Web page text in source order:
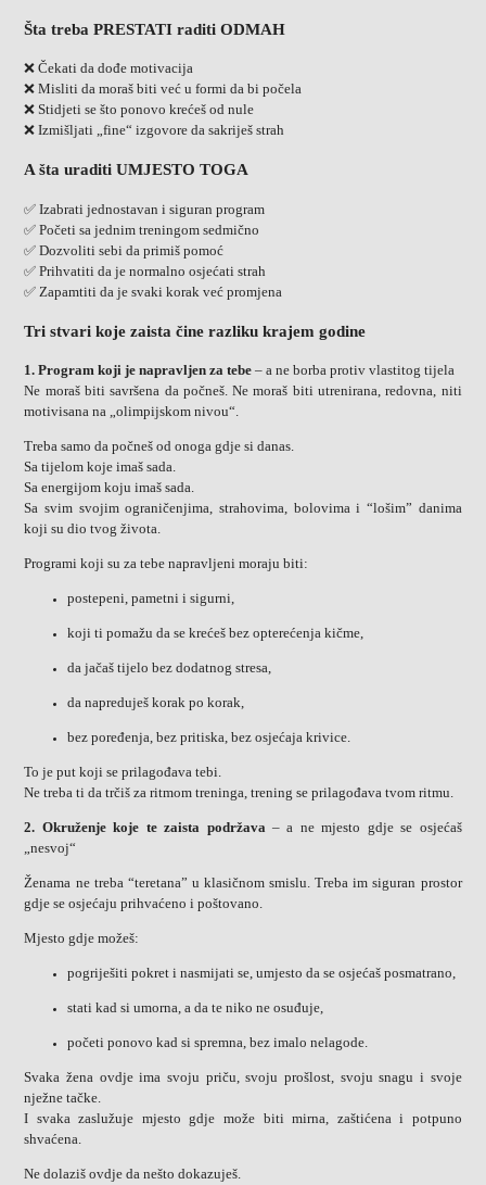
Šta treba PRESTATI raditi ODMAH
❌ Čekati da dođe motivacija
❌ Misliti da moraš biti već u formi da bi počela
❌ Stidjeti se što ponovo krećeš od nule
❌ Izmišljati „fine“ izgovore da sakriješ strah
A šta uraditi UMJESTO TOGA
✅ Izabrati jednostavan i siguran program
✅ Početi sa jednim treningom sedmično
✅ Dozvoliti sebi da primiš pomoć
✅ Prihvatiti da je normalno osjećati strah
✅ Zapamtiti da je svaki korak već promjena
Tri stvari koje zaista čine razliku krajem godine
1. Program koji je napravljen za tebe – a ne borba protiv vlastitog tijela
Ne moraš biti savršena da počneš. Ne moraš biti utrenirana, redovna, niti
motivisana na „olimpijskom nivou“.
Treba samo da počneš od onoga gdje si danas.
Sa tijelom koje imaš sada.
Sa energijom koju imaš sada.
Sa svim svojim ograničenjima, strahovima, bolovima i “lošim” danima
koji su dio tvog života.
Programi koji su za tebe napravljeni moraju biti:
postepeni, pametni i sigurni,
koji ti pomažu da se krećeš bez opterećenja kičme,
da jačaš tijelo bez dodatnog stresa,
da napreduješ korak po korak,
bez poređenja, bez pritiska, bez osjećaja krivice.
To je put koji se prilagođava tebi.
Ne treba ti da trčiš za ritmom treninga, trening se prilagođava tvom ritmu.
2. Okruženje koje te zaista podržava– a ne mjesto gdje se osjećaš
„nesvoj“
Ženama ne treba “teretana” u klasičnom smislu. Treba im siguran prostor
gdje se osjećaju prihvaćeno i poštovano.
Mjesto gdje možeš:
pogriješiti pokret i nasmijati se, umjesto da se osjećaš posmatrano,
stati kad si umorna, a da te niko ne osuđuje,
početi ponovo kad si spremna, bez imalo nelagode.
Svaka žena ovdje ima svoju priču, svoju prošlost, svoju snagu i svoje
nježne tačke.
I svaka zaslužuje mjesto gdje može biti mirna, zaštićena i potpuno
shvaćena.
Ne dolaziš ovdje da nešto dokazuješ.